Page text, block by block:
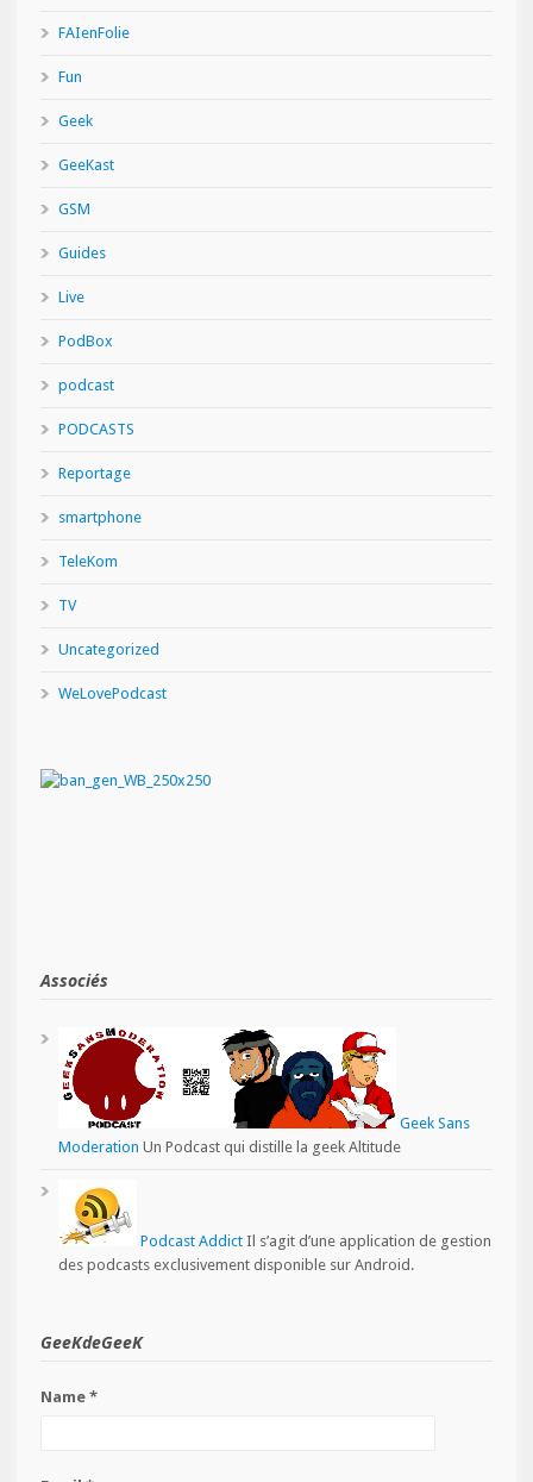
FAIenFolie
Fun
Geek
GeeKast
GSM
Guides
Live
PodBox
podcast
PODCASTS
Reportage
smartphone
TeleKom
TV
Uncategorized
WeLovePodcast
Associés
Geek Sans
Moderation Un Podcast qui distille la geek Altitude
Podcast Addict Il s’agit d’une application de gestion
des podcasts exclusivement disponible sur Android.
GeeKdeGeeK
Name *